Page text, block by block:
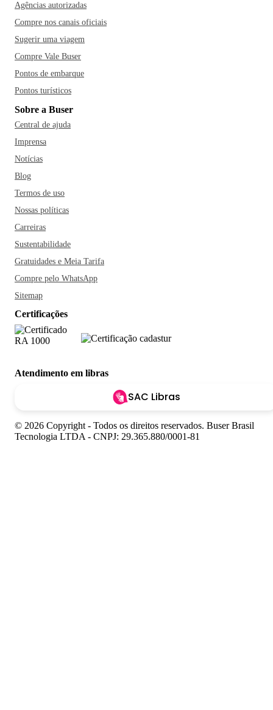
Agências autorizadas
Compre nos canais oficiais
Sugerir uma viagem
Compre Vale Buser
Pontos de embarque
Pontos turísticos
Sobre a Buser
Central de ajuda
Imprensa
Notícias
Blog
Termos de uso
Nossas políticas
Carreiras
Sustentabilidade
Gratuidades e Meia Tarifa
Compre pelo WhatsApp
Sitemap
Certificações
Atendimento em libras
SAC Libras
© 2026 Copyright - Todos os direitos reservados. Buser Brasil
Tecnologia LTDA - CNPJ: 29.365.880/0001-81